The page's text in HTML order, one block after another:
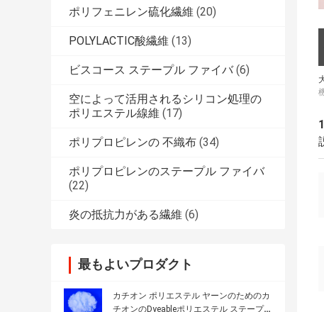
ポリフェニレン硫化繊維 (20)
POLYLACTIC酸繊維 (13)
ビスコース ステープル ファイバ (6)
空によって活用されるシリコン処理の
ポリエステル線維 (17)
ポリプロピレンの 不織布 (34)
ポリプロピレンのステープル ファイバ
(22)
炎の抵抗力がある繊維 (6)
最もよいプロダクト
カチオン ポリエステル ヤーンのためのカ
チオンのDyeableポリエステル ステープル